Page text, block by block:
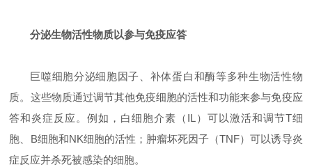
分泌生物活性物质以参与免疫应答
巨噬细胞分泌细胞因子、补体蛋白和酶等多种生物活性物
质。这些物质通过调节其他免疫细胞的活性和功能来参与免疫应
答和炎症反应。例如，白细胞介素（IL）可以激活和调节T细
胞、B细胞和NK细胞的活性；肿瘤坏死因子（TNF）可以诱导炎
症反应并杀死被感染的细胞。